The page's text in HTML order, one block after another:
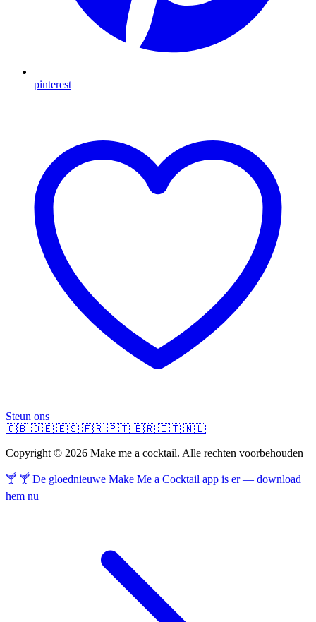
pinterest
Steun ons
🇬🇧 🇩🇪 🇪🇸 🇫🇷 🇵🇹 🇧🇷 🇮🇹 🇳🇱
Copyright © 2026 Make me a cocktail. Alle rechten voorbehouden
🍸 🍸 De gloednieuwe Make Me a Cocktail app is er — download
hem nu